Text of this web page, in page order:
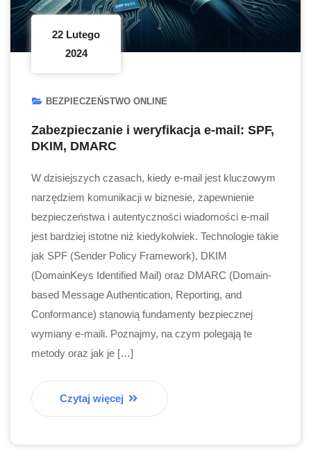
22 Lutego
2024
BEZPIECZEŃSTWO ONLINE
Zabezpieczanie i weryfikacja e-mail: SPF,
DKIM, DMARC
W dzisiejszych czasach, kiedy e-mail jest kluczowym
narzędziem komunikacji w biznesie, zapewnienie
bezpieczeństwa i autentyczności wiadomości e-mail
jest bardziej istotne niż kiedykolwiek. Technologie takie
jak SPF (Sender Policy Framework), DKIM
(DomainKeys Identified Mail) oraz DMARC (Domain-
based Message Authentication, Reporting, and
Conformance) stanowią fundamenty bezpiecznej
wymiany e-maili. Poznajmy, na czym polegają te
metody oraz jak je […]
Czytaj więcej